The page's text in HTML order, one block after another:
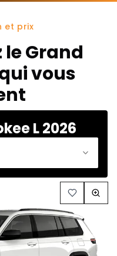
et prix
le Grand
vous
L 2026